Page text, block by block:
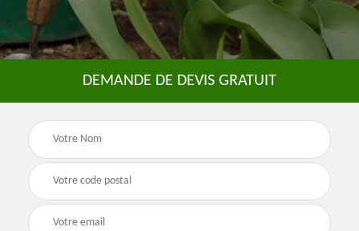
DEMANDE DE DEVIS GRATUIT